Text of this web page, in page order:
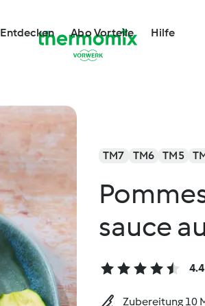
Entdecken Abo Vorteile Hilfe
TM7 TM6 TM5
sauce
4.4
Zubereitung 10